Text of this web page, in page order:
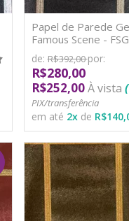
Papel de Parede
Famous Scene -
TNT
de: R$392,00por:
R$280,00
R$252,00 À vista
PIX/transferência
em até 2xde